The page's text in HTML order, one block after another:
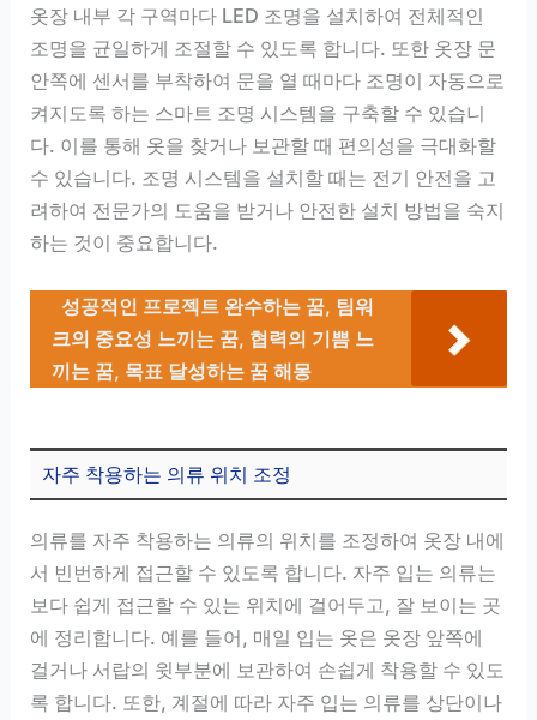
옷장 내부 각 구역마다 LED 조명을 설치하여 전체적인
조명을 균일하게 조절할 수 있도록 합니다. 또한 옷장 문
안쪽에 센서를 부착하여 문을 열 때마다 조명이 자동으로
켜지도록 하는 스마트 조명 시스템을 구축할 수 있습니
다. 이를 통해 옷을 찾거나 보관할 때 편의성을 극대화할
수 있습니다. 조명 시스템을 설치할 때는 전기 안전을 고
려하여 전문가의 도움을 받거나 안전한 설치 방법을 숙지
하는 것이 중요합니다.
성공적인 프로젝트 완수하는 꿈, 팀워
크의 중요성 느끼는 꿈, 협력의 기쁨 느
끼는 꿈, 목표 달성하는 꿈 해몽
자주 착용하는 의류 위치 조정
의류를 자주 착용하는 의류의 위치를 조정하여 옷장 내에
서 빈번하게 접근할 수 있도록 합니다. 자주 입는 의류는
보다 쉽게 접근할 수 있는 위치에 걸어두고, 잘 보이는 곳
에 정리합니다. 예를 들어, 매일 입는 옷은 옷장 앞쪽에
걸거나 서랍의 윗부분에 보관하여 손쉽게 착용할 수 있도
록 합니다. 또한, 계절에 따라 자주 입는 의류를 상단이나